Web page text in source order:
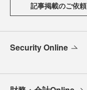
記事掲載のご依頼
Security Online